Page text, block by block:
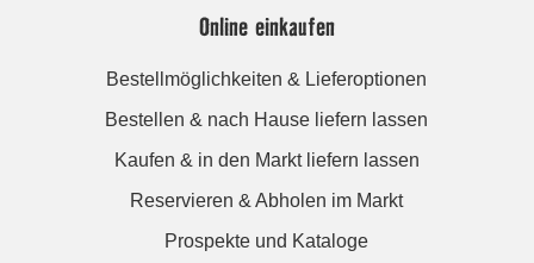
Online einkaufen
Bestellmöglichkeiten & Lieferoptionen
Bestellen & nach Hause liefern lassen
Kaufen & in den Markt liefern lassen
Reservieren & Abholen im Markt
Prospekte und Kataloge